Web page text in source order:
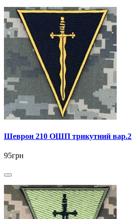
Шеврон 210 ОШП трикутний вар.2
95грн